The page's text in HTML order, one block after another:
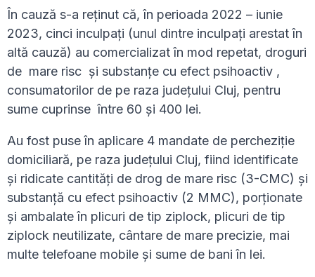
În cauză s-a reținut că, în perioada 2022 – iunie
2023, cinci inculpați (unul dintre inculpați arestat în
altă cauză) au comercializat în mod repetat, droguri
de mare risc și substanțe cu efect psihoactiv ,
consumatorilor de pe raza județului Cluj, pentru
sume cuprinse între 60 și 400 lei.
Au fost puse în aplicare 4 mandate de percheziție
domiciliară, pe raza județului Cluj, fiind identificate
și ridicate cantități de drog de mare risc (3-CMC) și
substanță cu efect psihoactiv (2 MMC), porționate
și ambalate în plicuri de tip ziplock, plicuri de tip
ziplock neutilizate, cântare de mare precizie, mai
multe telefoane mobile și sume de bani în lei.